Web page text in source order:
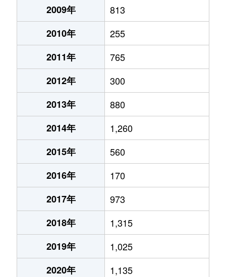
2009年
813
2010年
255
2011年
765
2012年
300
2013年
880
2014年
1,260
2015年
560
2016年
170
2017年
973
2018年
1,315
2019年
1,025
2020年
1,135